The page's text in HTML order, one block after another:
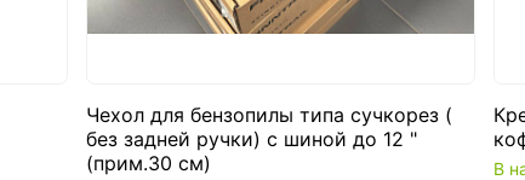
Чехол для бензопилы типа сучкорез (
без задней ручки) с шиной до 12 "
(прим.30 см)
В